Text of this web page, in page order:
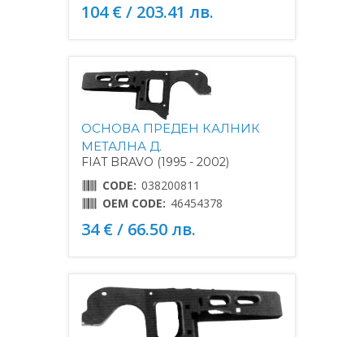
104 € / 203.41 лв.
ОСНОВА ПРЕДЕН КАЛНИК
МЕТАЛНА Д.
FIAT BRAVO (1995 - 2002)
CODE: 038200811
OEM CODE: 46454378
34 € / 66.50 лв.